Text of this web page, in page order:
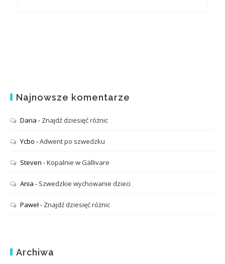
Najnowsze komentarze
Daria - Znajdź dziesięć różnic
Ycbo -Adwent po szwedzku
Steven -Kopalnie w Gällivare
Ania - Szwedzkie wychowanie dzieci
Paweł- Znajdź dziesięć różnic
Archiwa